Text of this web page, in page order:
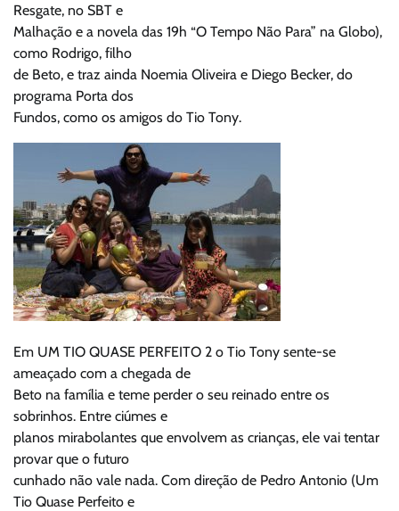
Resgate, no SBT e
Malhação e a novela das 19h “O Tempo Não Para” na Globo),
como Rodrigo, filho
de Beto, e traz ainda Noemia Oliveira e Diego Becker, do
programa Porta dos
Fundos, como os amigos do Tio Tony.
Em UM TIO QUASE PERFEITO 2 o Tio Tony sente-se
ameaçado com a chegada de
Beto na família e teme perder o seu reinado entre os
sobrinhos. Entre ciúmes e
planos mirabolantes que envolvem as crianças, ele vai tentar
provar que o futuro
cunhado não vale nada. Com direção de Pedro Antonio (Um
Tio Quase Perfeito e